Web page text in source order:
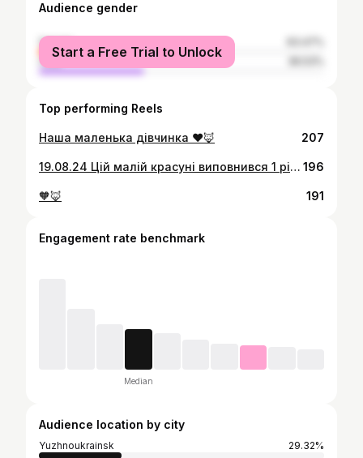
Audience gender
female
male
Start a Free Trial to Unlock
Top performing Reels
Наша маленька дівчинка ♥️🦊 207
19.08.24 Цій малій красуні виповнився 1 рік 🥳 Ти наше маленьке щастя, найсолодша цукерочка, ти неймовірна дівчинка наша🫶 Ми з татом тебе обожнюємо ♥️♥️ 196
🧡🦊 191
Engagement rate benchmark
Median
Audience location by city
Yuzhnoukrainsk
29.32%